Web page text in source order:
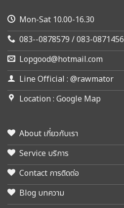
Mon-Sat 10.00-16.30
083--0878579 / 083-0871456
Lopgood@hotmail.com
Line Official : @rawmator
Location : Google Map
About เกี่ยวกับเรา
Service บริการ
Contact การติดต่อ
Blog บทความ